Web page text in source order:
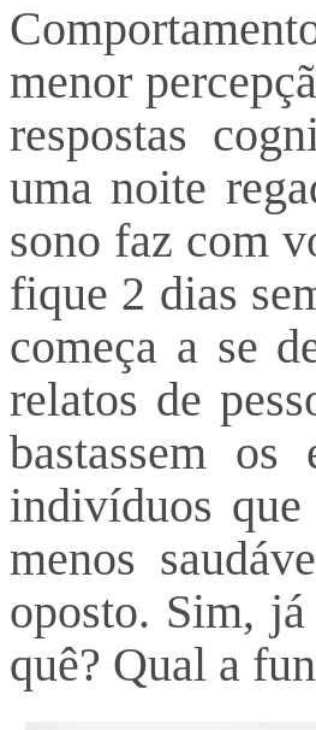
menor
respostas
uma noite
sono faz com
fique 2 dias
começa a se
relatos de
bastassem os
indivíduos que
menos
oposto. Sim,
quê? Qual a